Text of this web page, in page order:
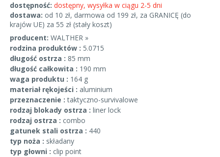
dostępność: dostępny, wysyłka w ciągu 2-5 dni
dostawa: od 10 zł, darmowa od 199 zł, za GRANICĘ (do
krajów UE) za 55 zł (stały koszt)
producent: WALTHER »
rodzina produktów : 5.0715
długość ostrza : 85 mm
długość całkowita : 190 mm
waga produktu : 164 g
materiał rękojeści : aluminium
przeznaczenie :taktyczno-survivalowe
rodzaj blokady ostrza : liner lock
rodzaj ostrza : combo
gatunek stali ostrza : 440
typ noża : składany
typ głowni : clip point